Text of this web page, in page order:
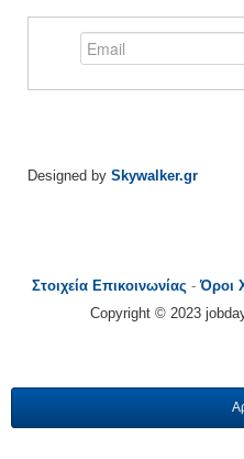
Designed by Skywalker.gr
Στοιχεία Επικοινωνίας -Όροι
Copyright © 2023